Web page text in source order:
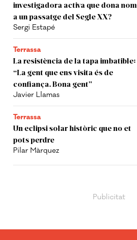
investigadora activa que dona nom
a un passatge del Segle XX?
Sergi Estapé
Terrassa
La resistència de la tapa imbatible:
“La gent que ens visita és de
confiança. Bona gent”
Javier Llamas
Terrassa
Un eclipsi solar històric que no et
pots perdre
Pilar Màrquez